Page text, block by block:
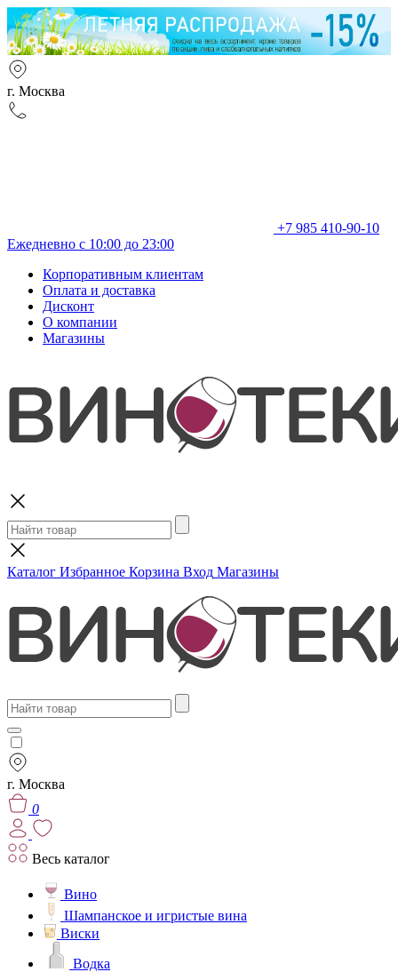
г. Москва
+7 985 410-90-10
Ежедневно с 10:00 до 23:00
Корпоративным клиентам
Оплата и доставка
Дисконт
О компании
Магазины
Каталог Избранное Корзина Вход Магазины
г. Москва
0
Весь каталог
Вино
Шампанское и игристые вина
Виски
Водка